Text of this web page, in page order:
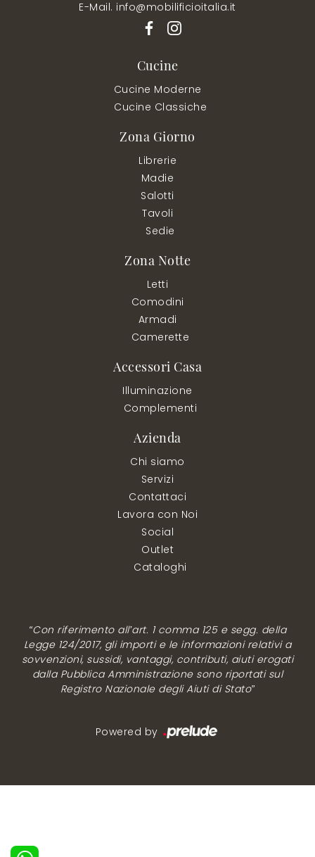
E-Mail. info@mobilificioitalia.it
Cucine
Cucine Moderne
Cucine Classiche
Zona Giorno
Librerie
Madie
Salotti
Tavoli
Sedie
Zona Notte
Letti
Comodini
Armadi
Camerette
Accessori Casa
Illuminazione
Complementi
Azienda
Chi siamo
Servizi
Contattaci
Lavora con Noi
Social
Outlet
Cataloghi
“Con riferimento all’art. 1 comma 125 e segg. della
Legge 124/2017, gli importi e le informazioni relativi a
sovvenzioni, sussidi, vantaggi, contributi, aiuti erogati
dalla Pubblica Amministrazione sono riportati sul
Registro Nazionale degli Aiuti di Stato”
Powered by